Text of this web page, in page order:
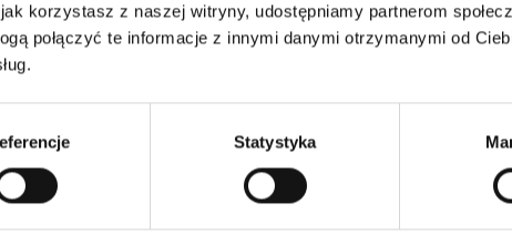
korzystasz z naszej witryny, udostępniamy partnerom
połączyć te informacje z innymi danymi otrzymanymi od
Statystyka